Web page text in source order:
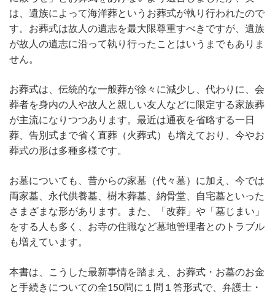
は、遺族によって海洋葬というお葬式が執り行われたので
す。お葬式は故人の遺志を最大限尊重すべきですが、遺族
が故人の遺志に沿って執り行ったことはいうまでもありま
せん。
お葬式は、伝統的な一般葬が徐々に減少し、代わりに、会
葬者を身内の人や故人と親しい友人などに限定する家族葬
が主流になりつつあります。最近は通夜を省略する一日
葬、告別式まで省く直葬（火葬式）も増えており、今やお
葬式の形は多種多様です。
お墓についても、昔からの家墓（代々墓）に加え、今では
両家墓、永代供養墓、樹木葬墓、納骨堂、自宅墓といった
さまざまな形があります。また、「改葬」や「墓じまい」
をする人も多く、お寺の住職など墓地管理者とのトラブル
も増えています。
本書は、こうした最新事情を踏まえ、お葬式・お墓のお金
と手続きについての全150問に１問１答形式で、弁護士・